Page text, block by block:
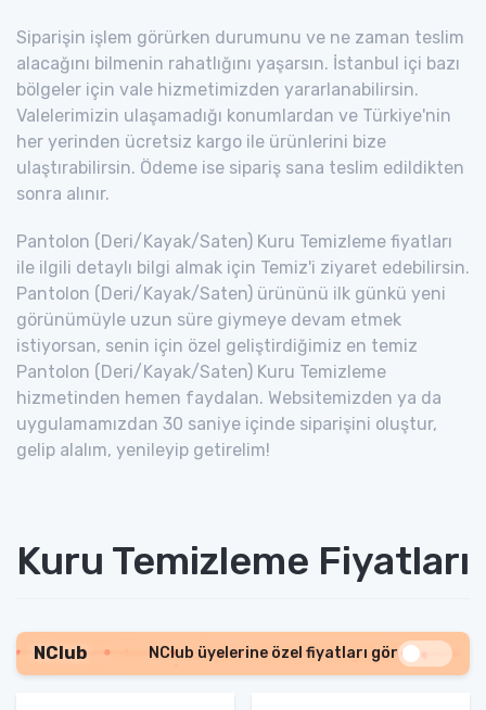
Siparişin işlem görürken durumunu ve ne zaman teslim
alacağını bilmenin rahatlığını yaşarsın. İstanbul içi bazı
bölgeler için vale hizmetimizden yararlanabilirsin.
Valelerimizin ulaşamadığı konumlardan ve Türkiye'nin
her yerinden ücretsiz kargo ile ürünlerini bize
ulaştırabilirsin. Ödeme ise sipariş sana teslim edildikten
sonra alınır.
Pantolon (Deri/Kayak/Saten) Kuru Temizleme fiyatları
ile ilgili detaylı bilgi almak için Temiz'i ziyaret edebilirsin.
Pantolon (Deri/Kayak/Saten) ürününü ilk günkü yeni
görünümüyle uzun süre giymeye devam etmek
istiyorsan, senin için özel geliştirdiğimiz en temiz
Pantolon (Deri/Kayak/Saten) Kuru Temizleme
hizmetinden hemen faydalan. Websitemizden ya da
uygulamamızdan 30 saniye içinde siparişini oluştur,
gelip alalım, yenileyip getirelim!
Kuru Temizleme Fiyatları
NClub NClub üyelerine özel fiyatları gör